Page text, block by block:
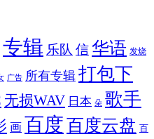
专辑 乐队 信华语 发烧
广告 所有专辑 打包下
无损WAV 日本 朵 歌手
画 百度百度云盘 百